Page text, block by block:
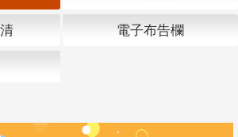
電子布告欄